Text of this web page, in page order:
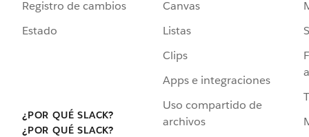
Registro de cambios
Estado
¿POR QUÉ SLACK?
¿POR QUÉ SLACK?
Canvas
Listas
Clips
Apps e integraciones
Uso compartido de
archivos